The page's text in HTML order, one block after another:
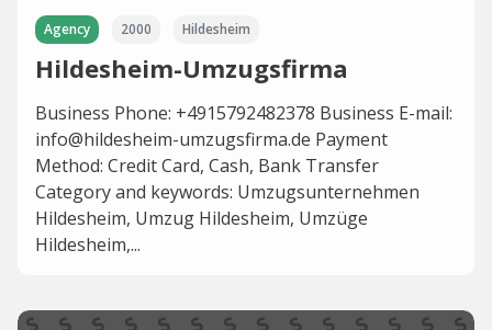
Agency 2000 Hildesheim
Hildesheim-Umzugsfirma
Business Phone: +4915792482378 Business E-mail:
info@hildesheim-umzugsfirma.de Payment
Method: Credit Card, Cash, Bank Transfer
Category and keywords: Umzugsunternehmen
Hildesheim, Umzug Hildesheim, Umzüge
Hildesheim,...